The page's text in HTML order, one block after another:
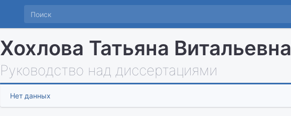
Хохлова Татьяна Витальевна
Руководство над диссертациями
Нет данных